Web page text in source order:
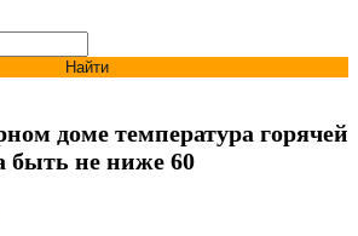
Найти
доме температура горячей
быть не ниже 60